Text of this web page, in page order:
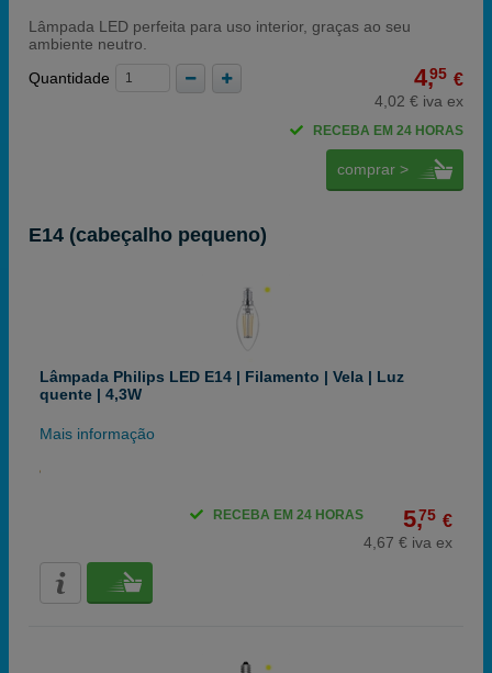
Lâmpada LED perfeita para uso interior, graças ao seu
ambiente neutro.
Quantidade
4,95 €
4,02 € iva ex
RECEBA EM 24 HORAS
comprar >
E14 (cabeçalho pequeno)
Lâmpada Philips LED E14 | Filamento | Vela | Luz
quente | 4,3W
Mais informação
5,75 €
4,67 € iva ex
RECEBA EM 24 HORAS